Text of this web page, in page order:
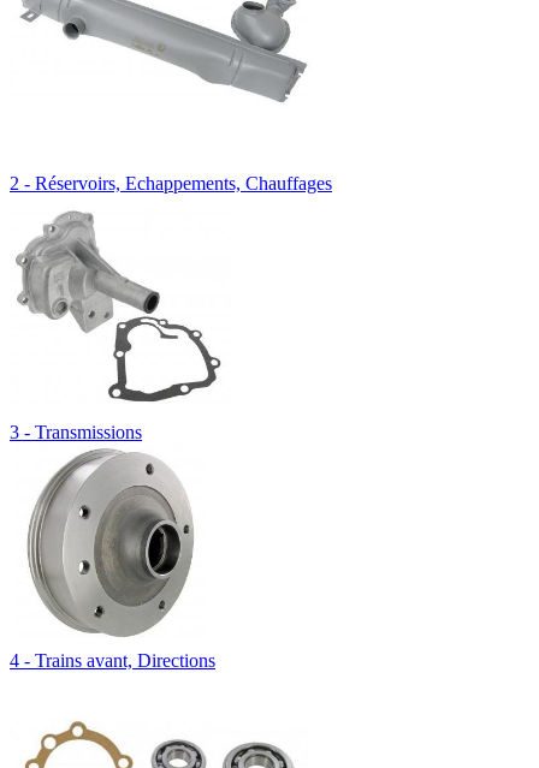
2 - Réservoirs, Echappements, Chauffages
3 - Transmissions
4 - Trains avant, Directions